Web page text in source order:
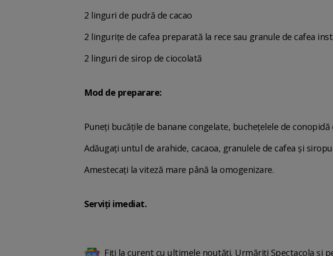
2 linguri de pudră de cacao
2 lingurițe de cafea preparată la rece sau granule de cafea
2 linguri de sirop de ciocolată
Mod de preparare:
Puneți bucățile de banane congelate, buchețelele de
Adăugați untul de arahide, cacaoa, granulele de cafea și
Amestecați la viteză mare până la omogenizare.
Serviți imediat.
Fiți la curent cu ultimele noutăți. Urmăriți Spectacola și